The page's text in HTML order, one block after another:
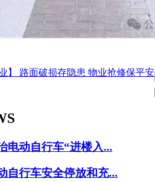
】 路面破损存隐患 物业抢修保平安
电动自行车“进楼入...
自行车安全停放和充...